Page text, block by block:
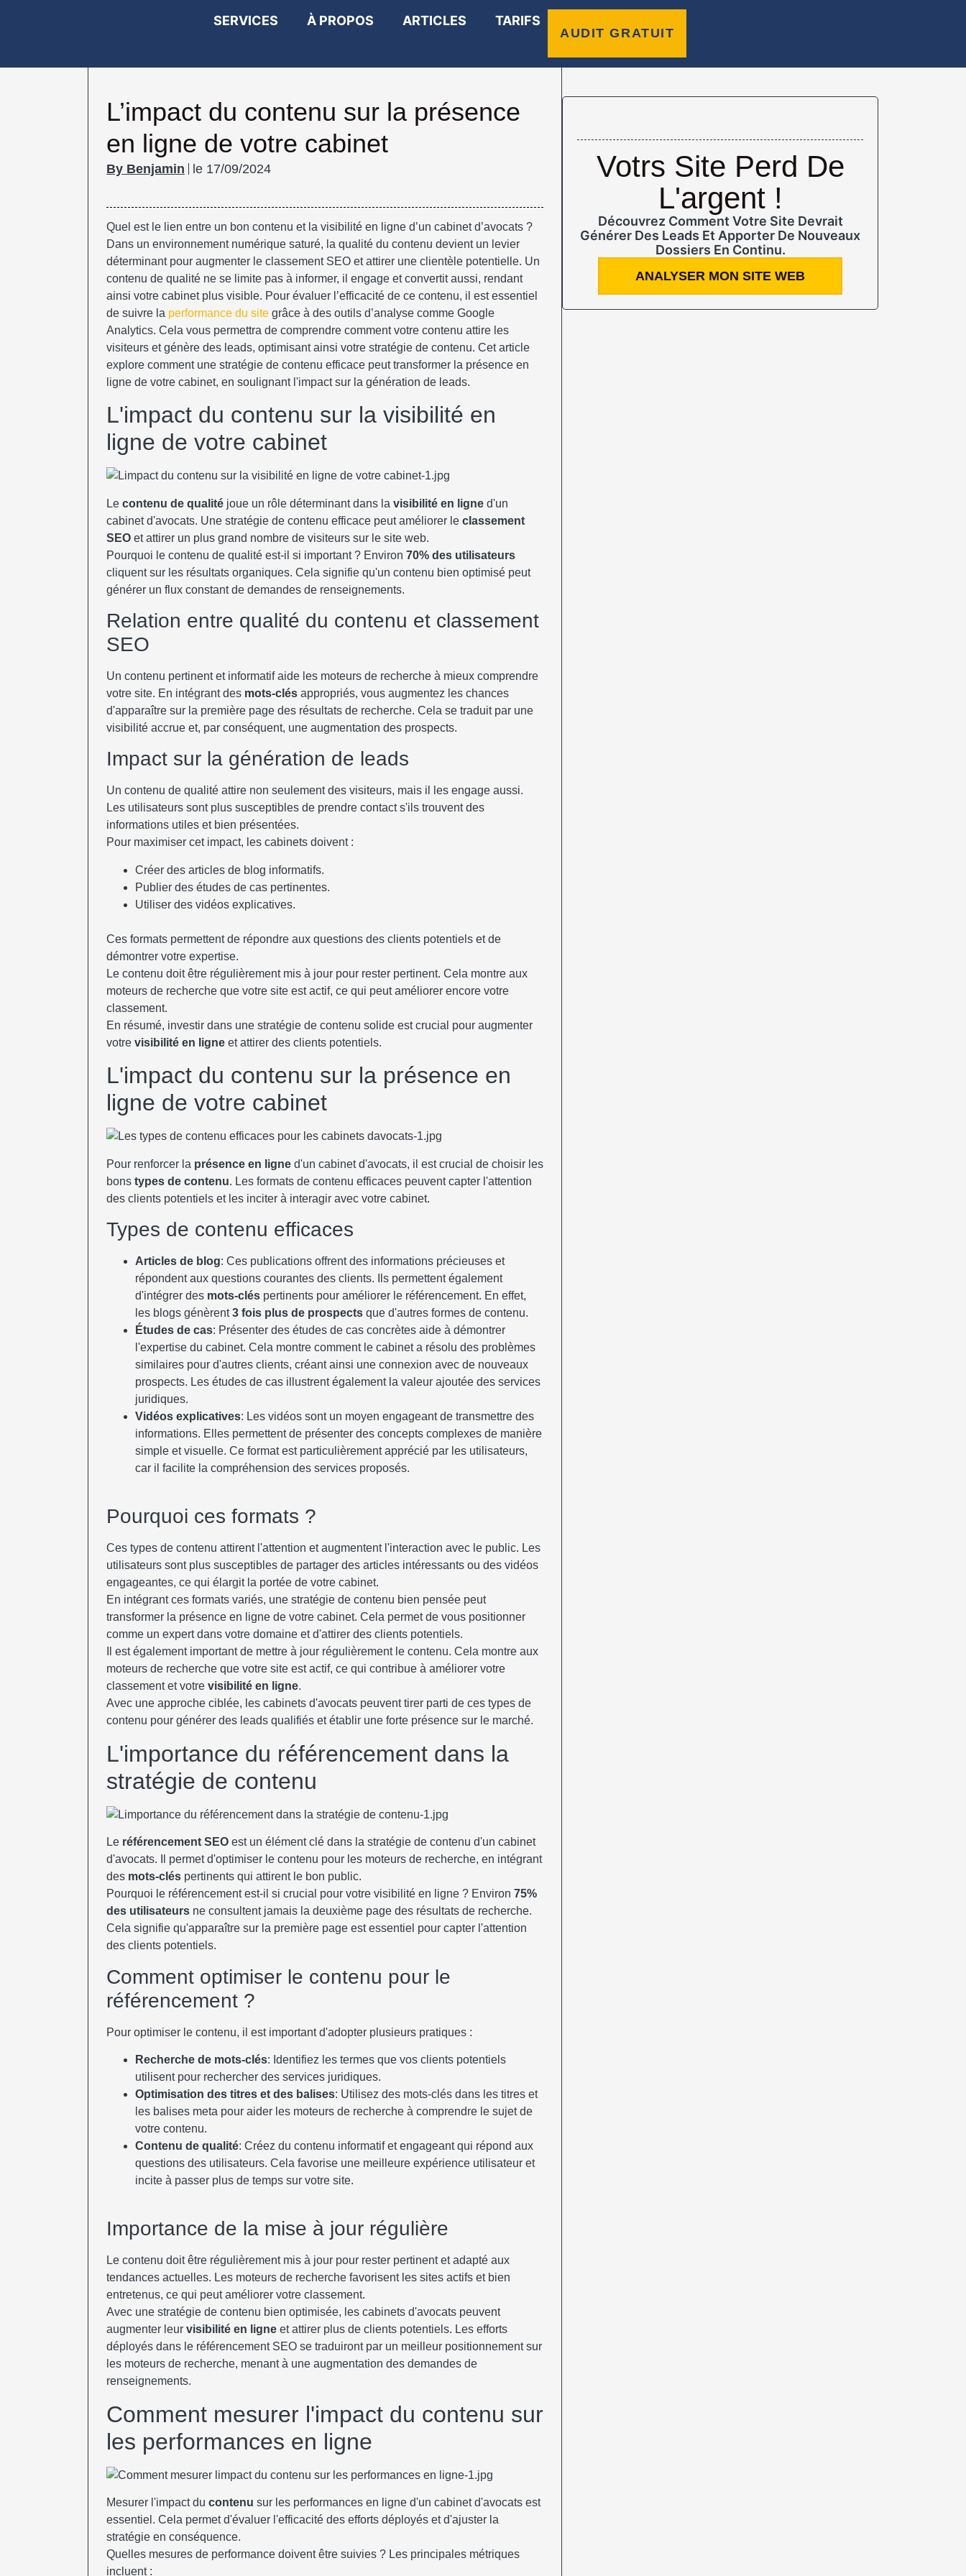
SERVICES À PROPOS ARTICLES TARIFS
AUDIT GRATUIT
L’impact du contenu sur la présence
en ligne de votre cabinet
Benjamin le 17/09/2024
Quel est le lien entre un bon contenu et la visibilité en ligne d’un cabinet d’avocats ?
Dans un environnement numérique saturé, la qualité du contenu devient un levier
déterminant pour augmenter le classement SEO et attirer une clientèle potentielle. Un
contenu de qualité ne se limite pas à informer, il engage et convertit aussi, rendant
ainsi votre cabinet plus visible. Pour évaluer l’efficacité de ce contenu, il est essentiel
de suivre la performance du site grâce à des outils d’analyse comme Google
Analytics. Cela vous permettra de comprendre comment votre contenu attire les
visiteurs et génère des leads, optimisant ainsi votre stratégie de contenu. Cet article
explore comment une stratégie de contenu efficace peut transformer la présence en
ligne de votre cabinet, en soulignant l'impact sur la génération de leads.
L'impact du contenu sur la visibilité en
ligne de votre cabinet
Le contenu de qualité joue un rôle déterminant dans la visibilité en ligne d'un
cabinet d'avocats. Une stratégie de contenu efficace peut améliorer le classement
SEO et attirer un plus grand nombre de visiteurs sur le site web.
Pourquoi le contenu de qualité est-il si important ? Environ 70% des utilisateurs
cliquent sur les résultats organiques. Cela signifie qu'un contenu bien optimisé peut
générer un flux constant de demandes de renseignements.
Relation entre qualité du contenu et classement
SEO
Un contenu pertinent et informatif aide les moteurs de recherche à mieux comprendre
votre site. En intégrant des mots-clés appropriés, vous augmentez les chances
d'apparaître sur la première page des résultats de recherche. Cela se traduit par une
visibilité accrue et, par conséquent, une augmentation des prospects.
Impact sur la génération de leads
Un contenu de qualité attire non seulement des visiteurs, mais il les engage aussi.
Les utilisateurs sont plus susceptibles de prendre contact s'ils trouvent des
informations utiles et bien présentées.
Pour maximiser cet impact, les cabinets doivent :
Créer des articles de blog informatifs.
Publier des études de cas pertinentes.
Utiliser des vidéos explicatives.
Ces formats permettent de répondre aux questions des clients potentiels et de
démontrer votre expertise.
Le contenu doit être régulièrement mis à jour pour rester pertinent. Cela montre aux
moteurs de recherche que votre site est actif, ce qui peut améliorer encore votre
classement.
En résumé, investir dans une stratégie de contenu solide est crucial pour augmenter
votre visibilité en ligne et attirer des clients potentiels.
L'impact du contenu sur la présence en
ligne de votre cabinet
Pour renforcer la présence en ligne d'un cabinet d'avocats, il est crucial de choisir les
bons types de contenu. Les formats de contenu efficaces peuvent capter l'attention
des clients potentiels et les inciter à interagir avec votre cabinet.
Types de contenu efficaces
Articles de blog: Ces publications offrent des informations précieuses et
répondent aux questions courantes des clients. Ils permettent également
d'intégrer des mots-clés pertinents pour améliorer le référencement. En effet,
les blogs génèrent3 fois plus de prospects que d'autres formes de contenu.
Études de cas: Présenter des études de cas concrètes aide à démontrer
l'expertise du cabinet. Cela montre comment le cabinet a résolu des problèmes
similaires pour d'autres clients, créant ainsi une connexion avec de nouveaux
prospects. Les études de cas illustrent également la valeur ajoutée des services
juridiques.
Vidéos explicatives: Les vidéos sont un moyen engageant de transmettre des
informations. Elles permettent de présenter des concepts complexes de manière
simple et visuelle. Ce format est particulièrement apprécié par les utilisateurs,
car il facilite la compréhension des services proposés.
Pourquoi ces formats ?
Ces types de contenu attirent l'attention et augmentent l'interaction avec le public. Les
utilisateurs sont plus susceptibles de partager des articles intéressants ou des vidéos
engageantes, ce qui élargit la portée de votre cabinet.
En intégrant ces formats variés, une stratégie de contenu bien pensée peut
transformer la présence en ligne de votre cabinet. Cela permet de vous positionner
comme un expert dans votre domaine et d'attirer des clients potentiels.
Il est également important de mettre à jour régulièrement le contenu. Cela montre aux
moteurs de recherche que votre site est actif, ce qui contribue à améliorer votre
classement et votre visibilité en ligne.
Avec une approche ciblée, les cabinets d'avocats peuvent tirer parti de ces types de
contenu pour générer des leads qualifiés et établir une forte présence sur le marché.
L'importance du référencement dans la
stratégie de contenu
Le référencement SEO est un élément clé dans la stratégie de contenu d'un cabinet
d'avocats. Il permet d'optimiser le contenu pour les moteurs de recherche, en intégrant
des mots-clés pertinents qui attirent le bon public.
Pourquoi le référencement est-il si crucial pour votre visibilité en ligne ? Environ 75%
des utilisateurs ne consultent jamais la deuxième page des résultats de recherche.
Cela signifie qu'apparaître sur la première page est essentiel pour capter l'attention
des clients potentiels.
Comment optimiser le contenu pour le
référencement ?
Pour optimiser le contenu, il est important d'adopter plusieurs pratiques :
Recherche de mots-clés: Identifiez les termes que vos clients potentiels
utilisent pour rechercher des services juridiques.
Optimisation des titres et des balises: Utilisez des mots-clés dans les titres et
les balises meta pour aider les moteurs de recherche à comprendre le sujet de
votre contenu.
Contenu de qualité: Créez du contenu informatif et engageant qui répond aux
questions des utilisateurs. Cela favorise une meilleure expérience utilisateur et
incite à passer plus de temps sur votre site.
Importance de la mise à jour régulière
Le contenu doit être régulièrement mis à jour pour rester pertinent et adapté aux
tendances actuelles. Les moteurs de recherche favorisent les sites actifs et bien
entretenus, ce qui peut améliorer votre classement.
Avec une stratégie de contenu bien optimisée, les cabinets d'avocats peuvent
augmenter leur visibilité en ligne et attirer plus de clients potentiels. Les efforts
déployés dans le référencement SEO se traduiront par un meilleur positionnement sur
les moteurs de recherche, menant à une augmentation des demandes de
renseignements.
Comment mesurer l'impact du contenu sur
les performances en ligne
Mesurer l'impact du contenu sur les performances en ligne d'un cabinet d'avocats est
essentiel. Cela permet d'évaluer l'efficacité des efforts déployés et d'ajuster la
stratégie en conséquence.
Quelles mesures de performance doivent être suivies ? Les principales métriques
incluent :
Votrs Site Perd De
L'argent !
Découvrez Comment Votre Site Devrait
Générer Des Leads Et Apporter De Nouveaux
Dossiers En Continu.
ANALYSER MON SITE WEB